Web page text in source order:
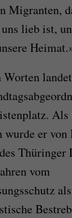
Migranten,
lieb ist,
Als
wurde er
Thüringer
vom
als